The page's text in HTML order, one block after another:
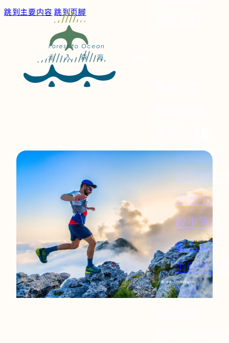
跳到主要内容 跳到页脚
深度專題
森海博物
身體小記
散步筆記
旅人記事
美國學習
雜記